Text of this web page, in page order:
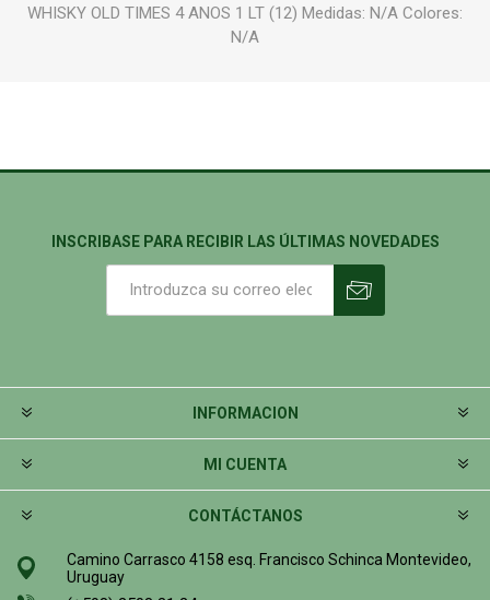
WHISKY OLD TIMES 4 ANOS 1 LT (12) Medidas: N/A Colores:
N/A
INSCRIBASE PARA RECIBIR LAS ÚLTIMAS NOVEDADES
INFORMACION
MI CUENTA
CONTÁCTANOS
Camino Carrasco 4158 esq. Francisco Schinca Montevideo,
Uruguay